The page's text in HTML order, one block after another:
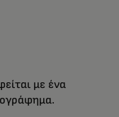
με ένα